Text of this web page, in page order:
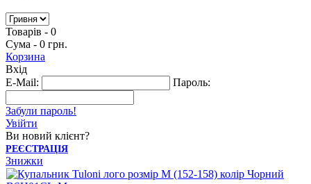
Товарів - 0
Сума - 0 грн.
Корзина
Вхід
E-Mail:
Пароль:
Забули пароль!
Увійти
Ви новий клієнт?
РЕЄСТРАЦІЯ
Знижки